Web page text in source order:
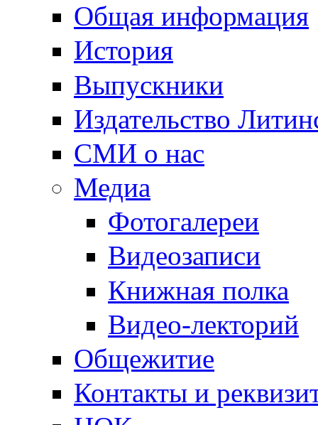
Общая информация
История
Выпускники
Издательство
СМИ о нас
Медиа
Фотогалереи
Видеозаписи
Книжная полка
Видео-лекторий
Общежитие
Контакты и